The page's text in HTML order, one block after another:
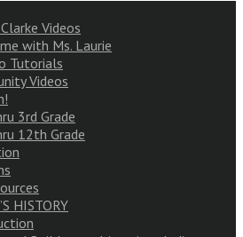
Videos
with Ms. Laurie
Tutorials
Videos
3rd Grade
12th Grade
HISTORY